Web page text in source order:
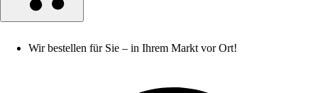
Wir bestellen für Sie – in Ihrem Markt vor Ort!